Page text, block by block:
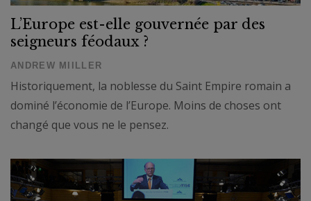
L’Europe est-elle gouvernée par des
seigneurs féodaux ?
ANDREW MIILLER
Historiquement, la noblesse du Saint Empire romain a
dominé l’économie de l’Europe. Moins de choses ont
changé que vous ne le pensez.